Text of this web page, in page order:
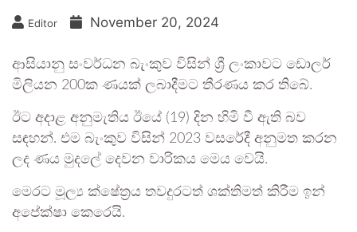
Editor November 20, 2024
ආසියානු සංවර්ධන බැංකුව විසින් ශ්‍රී ලංකාවට ඩොලර්
මිලියන 200ක ණයක් ලබාදීමට තීරණය කර තිබේ.
ඊට අදාළ අනුමැතිය ඊයේ (19) දින හිමි වී ඇති බව
සඳහන්. එම බැංකුව විසින් 2023 වසරේදී අනුමත කරන
ලද ණය මුදලේ දෙවන වාරිකය මෙය වෙයි.
මෙරට මූල්‍ය ක්ෂේත්‍රය තවදුරටත් ශක්තිමත් කිරීම ඉන්
අපේක්ෂා කෙරෙයි.